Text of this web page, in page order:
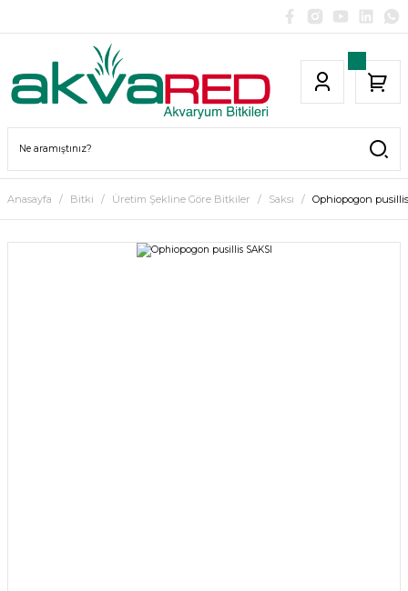
Anasayfa Bitki Üretim Şekline Göre Bitkiler Saksı Ophiopogon